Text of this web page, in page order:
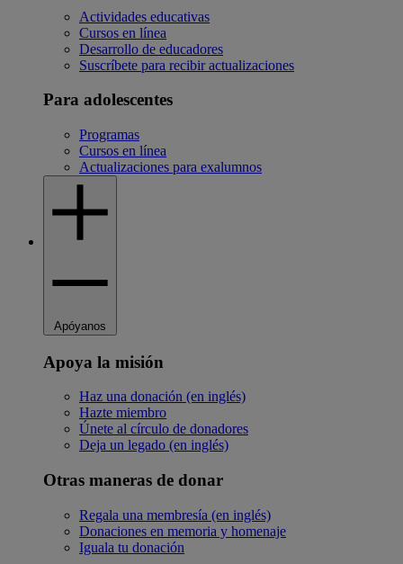
Actividades educativas
Cursos en línea
Desarrollo de educadores
Suscríbete para recibir actualizaciones
Para adolescentes
Programas
Cursos en línea
Actualizaciones para exalumnos
Apóyanos
Apoya la misión
Haz una donación (en inglés)
Hazte miembro
Únete al círculo de donadores
Deja un legado (en inglés)
Otras maneras de donar
Regala una membresía (en inglés)
Donaciones en memoria y homenaje
Iguala tu donación